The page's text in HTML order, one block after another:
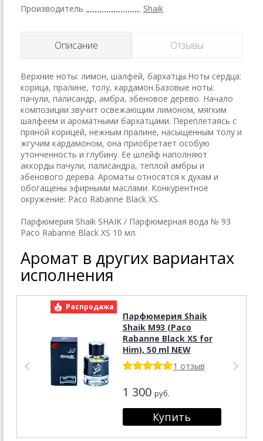
Производитель Shaik
Описание Отзывы
Верхние ноты: лимон, шалфей, бархатцы.Ноты сердца:
корица, пралине, толу, кардамон.Базовые ноты:
пачули, палисандр, амбра, эбеновое дерево. Начало
композиции звучит освежающим лимоном, мягким
шалфеем и ароматными бархатцами. Переплетаясь с
пряной корицей, нежным пралине, насыщенным толу и
жгучим кардамоном, она приобретает особую
утонченность и глубину. Ее шлейф наполняют
аккорды пачули, палисандра, теплой амбры и
эбенового дерева. Ароматы относятся к духам и
обогащены эфирными маслами. Конкурентное
окружение: Paco Rabanne Black XS.
Парфюмерия Shaik SHAIK / Парфюмерная вода № 93
Paco Rabanne Black XS 10 мл.
Аромат в других вариантах
исполнения
Распродажа
Парфюмерия Shaik
Shaik M93 (Paco
Rabanne Black XS for
Him), 50 ml NEW
1 отзыв
1 300 руб.